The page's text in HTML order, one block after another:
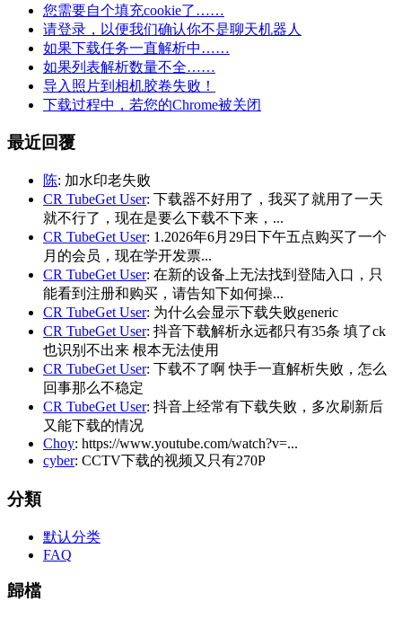
您需要自个填充cookie了……
请登录，以便我们确认你不是聊天机器人
如果下载任务一直解析中……
如果列表解析数量不全……
导入照片到相机胶卷失败！
下载过程中，若您的Chrome被关闭
最近回覆
陈: 加水印老失败
CR TubeGet User: 下载器不好用了，我买了就用了一天
就不行了，现在是要么下载不下来，...
CR TubeGet User: 1.2026年6月29日下午五点购买了一个
月的会员，现在学开发票...
CR TubeGet User: 在新的设备上无法找到登陆入口，只
能看到注册和购买，请告知下如何操...
CR TubeGet User: 为什么会显示下载失败generic
CR TubeGet User: 抖音下载解析永远都只有35条 填了ck
也识别不出来 根本无法使用
CR TubeGet User: 下载不了啊 快手一直解析失败，怎么
回事那么不稳定
CR TubeGet User: 抖音上经常有下载失败，多次刷新后
又能下载的情况
Choy: https://www.youtube.com/watch?v=...
cyber: CCTV下载的视频又只有270P
分類
默认分类
FAQ
歸檔